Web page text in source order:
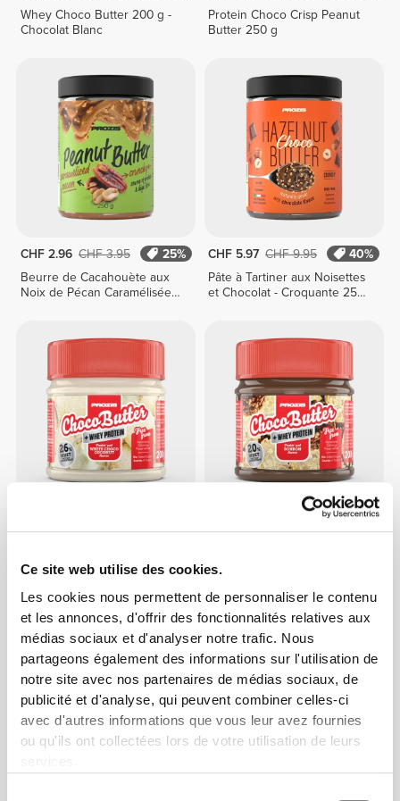
Ce site web utilise des cookies.
Les cookies nous permettent de personnaliser le contenu
et les annonces, d'offrir des fonctionnalités relatives aux
médias sociaux et d'analyser notre trafic. Nous
partageons également des informations sur l'utilisation de
notre site avec nos partenaires de médias sociaux, de
publicité et d'analyse, qui peuvent combiner celles-ci
avec d'autres informations que vous leur avez fournies
ou qu'ils ont collectées lors de votre utilisation de leurs
Whey Choco Butter 200 g -
Chocolat Blanc
Protein Choco Crisp Peanut
Butter 250 g
CHF 2.96 CHF 3.95
25%
Beurre de Cacahouète aux
Noix de Pécan Caramélisées
CHF 5.97 CHF 9.95
40%
Pâte à Tartiner aux Noisettes
et Chocolat - Croquante 250
CHF 5.95
35%